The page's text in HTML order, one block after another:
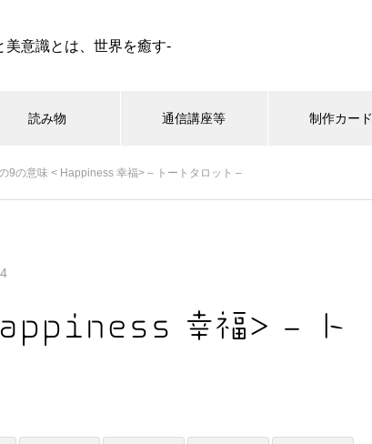
美意識とは、世界を癒す-
読み物 通信講座等 制作カード
シンボル小辞典
9の意味 < Happiness 幸福> – トートタロット –
幸福> – ト